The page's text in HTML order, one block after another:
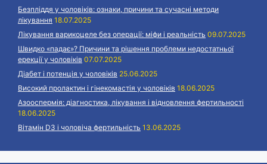
Безпліддя у чоловіків: ознаки, причини та сучасні методи
лікування 18.07.2025
Лікування варикоцеле без операції: міфи і реальність 09.07.2025
Швидко «падає»? Причини та рішення проблеми недостатньої
ерекції у чоловіків 07.07.2025
Діабет і потенція у чоловіків 25.06.2025
Високий пролактин і гінекомастія у чоловіків 18.06.2025
Азооспермія: діагностика, лікування і відновлення фертильності
18.06.2025
Вітамін D3 і чоловіча фертильність 13.06.2025